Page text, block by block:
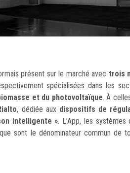
présent sur le marché avec trois
spécialisées dans les
et du photovoltaïque. À
, dédiée auxdispositifs de
intelligente ». L’App, les systèmes
sont le dénominateur commun de